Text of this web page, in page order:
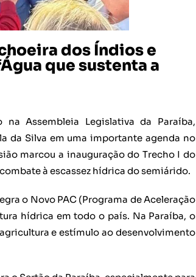
dos Índios e
que sustenta a
Assembleia Legislativa da Paraíba,
da Silva em uma importante agenda no
marcou a inauguração do Trecho I do
à escassez hídrica do semiárido.
o Novo PAC (Programa de Aceleração
hídrica em todo o país. Na Paraíba, o
e estímulo ao desenvolvimento